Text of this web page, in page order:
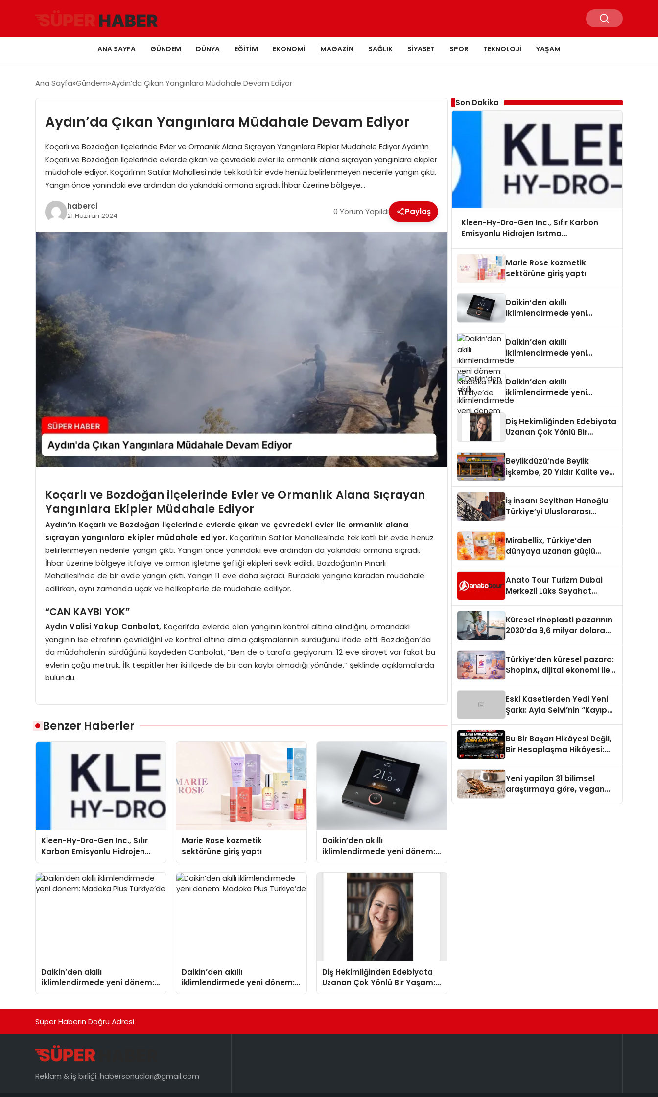
ANA SAYFA GÜNDEM DÜNYA EĞITIM EKONOMI MAGAZIN SAĞLIK SIYASET SPOR TEKNOLOJI YAŞAM
Ana Sayfa Gündem Aydın’da Çıkan Yangınlara Müdahale Devam Ediyor
Aydın’da Çıkan Yangınlara Müdahale Devam Ediyor
Koçarlı ve Bozdoğan ilçelerinde Evler ve Ormanlık Alana Sıçrayan Yangınlara Ekipler Müdahale Ediyor Aydın’ın
Koçarlı ve Bozdoğan ilçelerinde evlerde çıkan ve çevredeki evler ile ormanlık alana sıçrayan yangınlara ekipler
müdahale ediyor. Koçarlı’nın Satılar Mahallesi’nde tek katlı bir evde henüz belirlenmeyen nedenle yangın çıktı.
Yangın önce yanındaki eve ardından da yakındaki ormana sıçradı. İhbar üzerine bölgeye…
haberci
21 Haziran 2024 0 Yorum Yapıldı Paylaş
Koçarlı ve Bozdoğan ilçelerinde Evler ve Ormanlık Alana Sıçrayan
Yangınlara Ekipler Müdahale Ediyor
Aydın’ın Koçarlı ve Bozdoğan ilçelerinde evlerde çıkan ve çevredeki evler ile ormanlık alana
sıçrayan yangınlara ekipler müdahale ediyor. Koçarlı’nın Satılar Mahallesi’nde tek katlı bir evde henüz
belirlenmeyen nedenle yangın çıktı. Yangın önce yanındaki eve ardından da yakındaki ormana sıçradı.
İhbar üzerine bölgeye itfaiye ve orman işletme şefliği ekipleri sevk edildi. Bozdoğan’ın Pınarlı
Mahallesi’nde de bir evde yangın çıktı. Yangın 11 eve daha sıçradı. Buradaki yangına karadan müdahale
edilirken, aynı zamanda uçak ve helikopterle de müdahale ediliyor.
“CAN KAYBI YOK”
Aydın Valisi Yakup Canbolat, Koçarlı’da evlerde olan yangının kontrol altına alındığını, ormandaki
yangının ise etrafının çevrildiğini ve kontrol altına alma çalışmalarının sürdüğünü ifade etti. Bozdoğan’da
da müdahalenin sürdüğünü kaydeden Canbolat, “Ben de o tarafa geçiyorum. 12 eve sirayet var fakat bu
evlerin çoğu metruk. İlk tespitler her iki ilçede de bir can kaybı olmadığı yönünde.” şeklinde açıklamalarda
bulundu.
Benzer Haberler
Kleen-Hy-Dro-Gen Inc., Sıfır
Karbon Emisyonlu Hidrojen
Isıtma Teknolojisinde ISO ve
TSSA Düzenleyici Onaylarını
Aldı
Marie Rose kozmetik
sektörüne giriş yaptı
Daikin’den akıllı
iklimlendirmede yeni dönem:
Madoka Plus Türkiye’de
Daikin’den akıllı
iklimlendirmede yeni dönem:
Madoka Plus Türkiye’de
Daikin’den akıllı
iklimlendirmede yeni dönem:
Madoka Plus Türkiye’de
Diş Hekimliğinden Edebiyata
Uzanan Çok Yönlü Bir Yaşam:
Yeşim Şahin Yaman
Son Dakika
Kleen-Hy-Dro-Gen Inc., Sıfır Karbon
Emisyonlu Hidrojen Isıtma
Onaylarını Aldı
Marie Rose kozmetik
sektörüne giriş yaptı
Daikin’den akıllı
iklimlendirmede yeni
Daikin’den akıllı
iklimlendirmede yeni
dönem: Madoka Plus
Daikin’den akıllı
iklimlendirmede yeni
dönem: Madoka Plus
Diş Hekimliğinden Edebiyata
Uzanan Çok Yönlü Bir
Beylikdüzü’nde Beylik
İşkembe, 20 Yıldır Kalite ve
İş İnsanı Seyithan Hanoğlu
Türkiye’yi Uluslararası
Mirabellix, Türkiye’den
dünyaya uzanan güçlü
Anato Tour Turizm Dubai
Merkezli Lüks Seyahat
Küresel rinoplasti pazarının
2030’da 9,6 milyar dolara
Türkiye’den küresel pazara:
ShopinX, dijital ekonomi ile
Eski Kasetlerden Yedi Yeni
Şarkı: Ayla Selvi’nin “Kayıp
Bu Bir Başarı Hikâyesi Değil,
Bir Hesaplaşma Hikâyesi:
Yeni yapilan 31 bilimsel
araştırmaya göre, Vegan
Süper Haberin Doğru Adresi
Reklam & iş birliği: habersonuclari@gmail.com